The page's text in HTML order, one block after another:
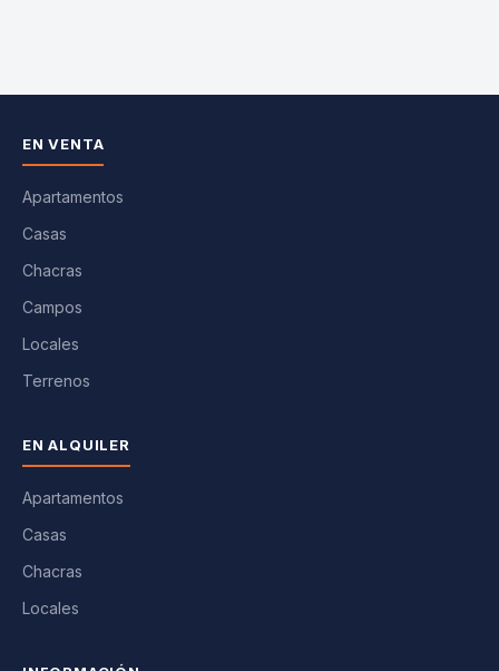
EN VENTA
Apartamentos
Casas
Chacras
Campos
Locales
Terrenos
EN ALQUILER
Apartamentos
Casas
Chacras
Locales